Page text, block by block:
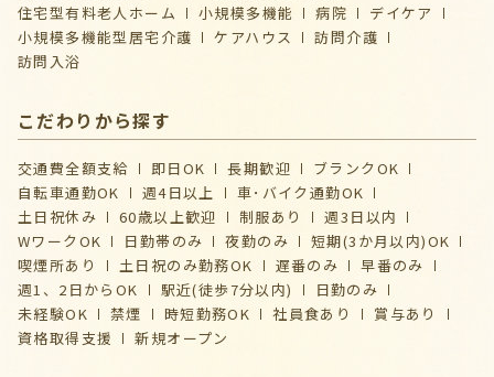
住宅型有料老人ホーム
小規模多機能 病院
デイケア
⼩規模多機能型居宅介護
ケアハウス
訪問介護
訪問入浴
こだわりから探す
交通費全額支給 即日OK 長期歓迎
ブランクOK
自転車通勤OK
週4日以上
車･バイク通勤OK
土日祝休み
60歳以上歓迎 制服あり
週3日以内
WワークOK
日勤帯のみ 夜勤のみ
短期(3か月以内)OK
喫煙所あり
土日祝のみ勤務OK 遅番のみ
早番のみ
週1、2日からOK
駅近(徒歩7分以内)
日勤のみ
未経験OK
禁煙 時短勤務OK 社員食あり
賞与あり
資格取得支援
新規オープン